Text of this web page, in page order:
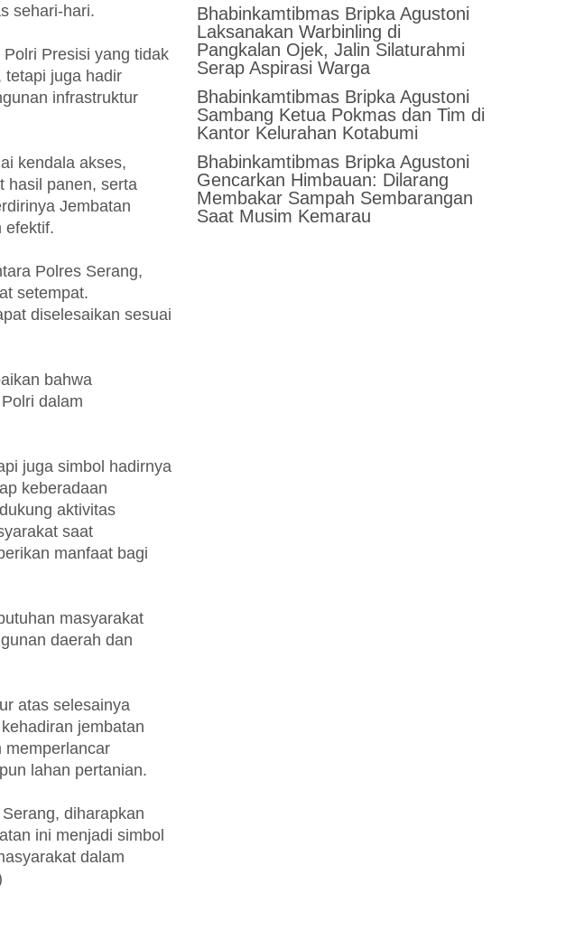
sehari-hari.
Presisi yang tidak
tetapi juga hadir
infrastruktur
kendala akses,
hasil panen, serta
Jembatan
efektif.
Polres Serang,
setempat.
diselesaikan sesuai
bahwa
dalam
juga simbol hadirnya
keberadaan
aktivitas
saat
manfaat bagi
masyarakat
daerah dan
atas selesainya
jembatan
memperlancar
lahan pertanian.
diharapkan
ini menjadi simbol
dalam
Bhabinkamtibmas Bripka Agustoni
Laksanakan Warbinling di
Pangkalan Ojek, Jalin Silaturahmi
Serap Aspirasi Warga
Bhabinkamtibmas Bripka Agustoni
Sambang Ketua Pokmas dan Tim di
Kantor Kelurahan Kotabumi
Bhabinkamtibmas Bripka Agustoni
Gencarkan Himbauan: Dilarang
Membakar Sampah Sembarangan
Saat Musim Kemarau